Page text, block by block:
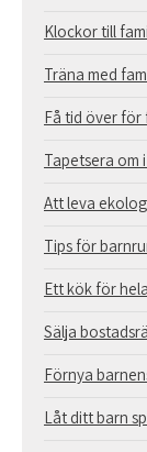
Klockor till
Träna med
Få tid över för
Tapetsera om
Att leva
Tips för
Ett kök för
Sälja
Förnya
Låt ditt barn